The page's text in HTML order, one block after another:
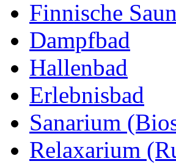
Finnische
Dampfbad
Hallenbad
Erlebnisbad
Sanarium
Relaxarium